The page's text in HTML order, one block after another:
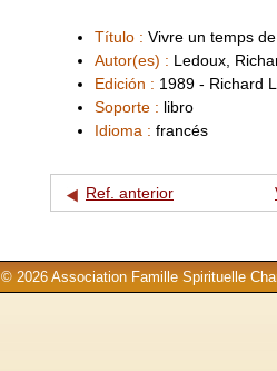
Título : Vivre un temps
Autor(es) : Ledoux,
Edición : 1989 - Richard
Soporte : libro
Idioma : francés
Ref. anterior
© 2026 Association Famille Spirituelle